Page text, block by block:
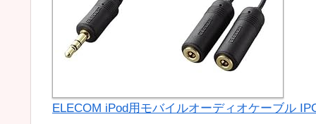
ELECOM iPod用モバイルオーディオケーブル